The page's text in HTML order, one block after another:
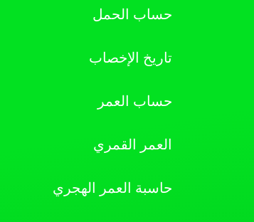
حساب الحمل
تاريخ الإخصاب
حساب العمر
العمر القمري
حاسبة العمر الهجري